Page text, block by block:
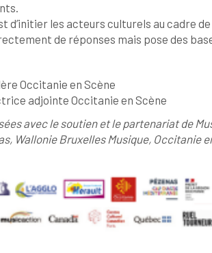
d’initier les acteurs culturels au cadre
de réponses mais pose des
Occitanie en Scène
adjointe Occitanie en Scène
avec le soutien et le partenariat de
Wallonie Bruxelles Musique, Occitanie